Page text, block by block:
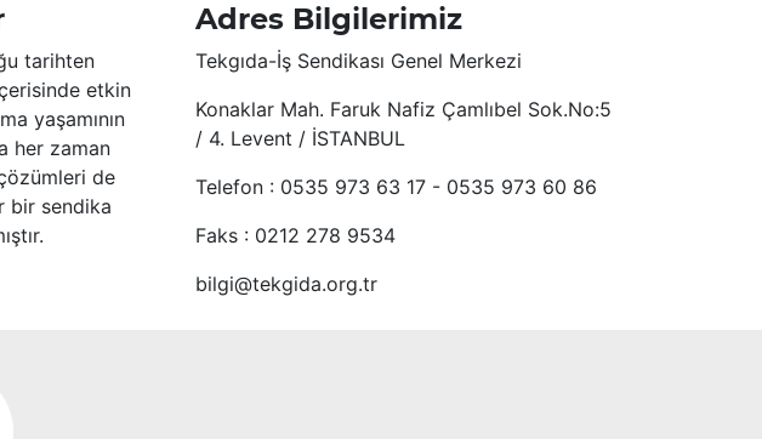
tarihten
etkin
yaşamının
her zaman
de
bir sendika
Adres Bilgilerimiz
Tekgıda-İş Sendikası Genel Merkezi
Konaklar Mah. Faruk Nafiz Çamlıbel Sok.No:5
/ 4. Levent / İSTANBUL
Telefon : 0535 973 63 17 - 0535 973 60 86
Faks : 0212 278 9534
bilgi@tekgida.org.tr